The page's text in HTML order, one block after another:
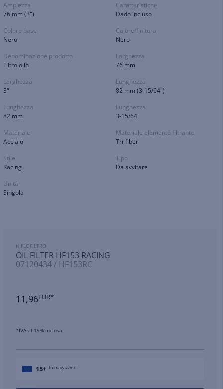
Ampiezza
76 mm (3")
Caratteristiche
Dado incluso
Colore base
Nero
Colore/finitura
Nero
Denominazione prodotto
Filtro olio
Larghezza
76 mm
Larghezza
3"
Lunghezza
82 mm (3-15/64")
Lunghezza
82 mm
Lunghezza
3-15/64"
Materiale
Acciaio
Materiale elemento filtrante
Tri-fiber
Stile
Racing
Tipo
Da avvitare
Unità
Singola
HIFLOFILTRO
OIL FILTER HF153 RACING
07120434 / HF153RC
11,96EUR*
*IVA al 19% inclusa
15+ In magazzino